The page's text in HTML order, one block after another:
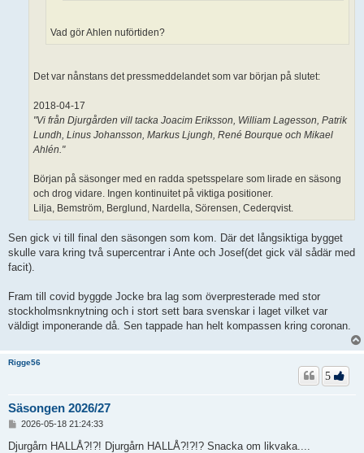
Vad gör Ahlen nuförtiden?
Det var nånstans det pressmeddelandet som var början på slutet:
2018-04-17
"Vi från Djurgården vill tacka Joacim Eriksson, William Lagesson, Patrik
Lundh, Linus Johansson, Markus Ljungh, René Bourque och Mikael
Ahlén."
Början på säsonger med en radda spetsspelare som lirade en säsong
och drog vidare. Ingen kontinuitet på viktiga positioner.
Lilja, Bemström, Berglund, Nardella, Sörensen, Cederqvist.
Sen gick vi till final den säsongen som kom. Där det långsiktiga bygget
skulle vara kring två supercentrar i Ante och Josef(det gick väl sådär med
facit).
Fram till covid byggde Jocke bra lag som överpresterade med stor
stockholmsnknytning och i stort sett bara svenskar i laget vilket var
väldigt imponerande då. Sen tappade han helt kompassen kring coronan.
Rigge56
Säsongen 2026/27
5
l
2026-05-18 21:24:33
Djurgårn HALLÅ?!?! Djurgårn HALLÅ?!?!? Snacka om likvaka....